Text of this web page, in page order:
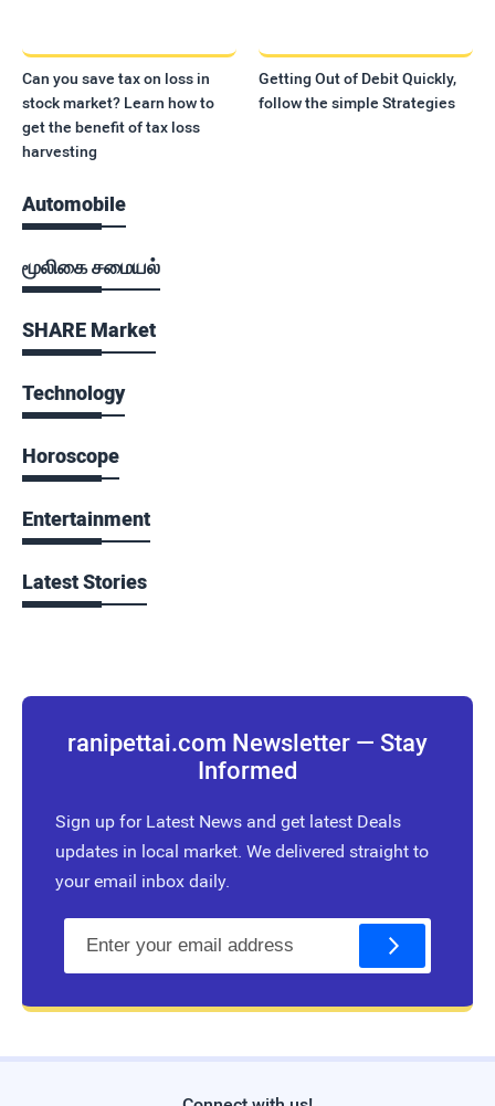
Can you save tax on loss in
stock market? Learn how to
get the benefit of tax loss
harvesting
Getting Out of Debit Quickly,
follow the simple Strategies
Automobile
மூலிகை சமையல்
SHARE Market
Technology
Horoscope
Entertainment
Latest Stories
ranipettai.com Newsletter — Stay
Informed
Sign up for Latest News and get latest Deals
updates in local market. We delivered straight to
your email inbox daily.
l